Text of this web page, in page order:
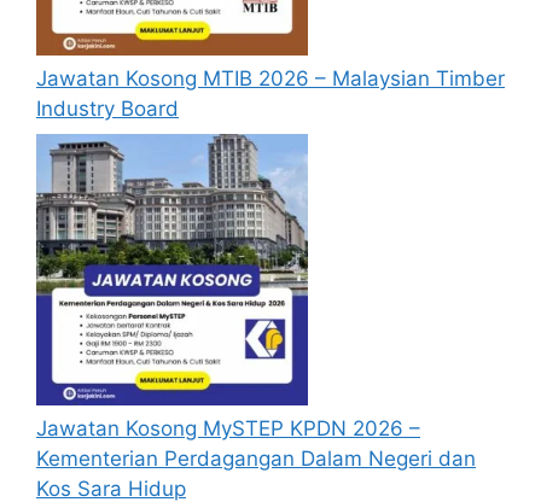
mengisi segala maklumat yang diminta
dengan lengkap dan tepat.
Perlu diingatkan, hanya pemohon yang
layak sahaja akan dipanggil ke
temuduga. Sila lengkapkan dan
kemaskini maklumat anda yang telah
didaftarkan. Permohonan yang tidak
menerima sebarang jawapan selepas
bulandari tarikh iklan ditutup hendaklah
menganggap permohonan mereka tidak
berjaya.
Mohon Online
Jawatan Kosong MTIB 2026 – Malaysian Timber
Industry Board
Jawatan Kosong MySTEP KPDN 2026 –
Kementerian Perdagangan Dalam Negeri dan
Kos Sara Hidup